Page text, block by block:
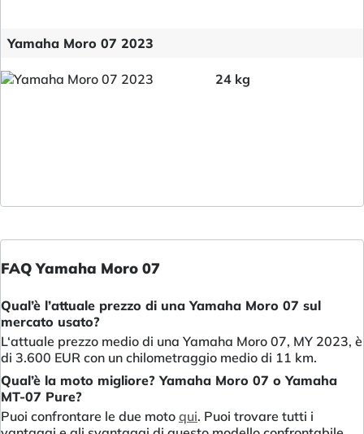
Yamaha Moro 07 2023
24 kg
FAQ Yamaha Moro 07
Qual’è l’attuale prezzo di una Yamaha Moro 07 sul
mercato usato?
L‘attuale prezzo medio di una Yamaha Moro 07, MY 2023, è
di 3.600 EUR con un chilometraggio medio di 11 km.
Qual’è la moto migliore? Yamaha Moro 07 o Yamaha
MT-07 Pure?
Puoi confrontare le due moto qui. Puoi trovare tutti i